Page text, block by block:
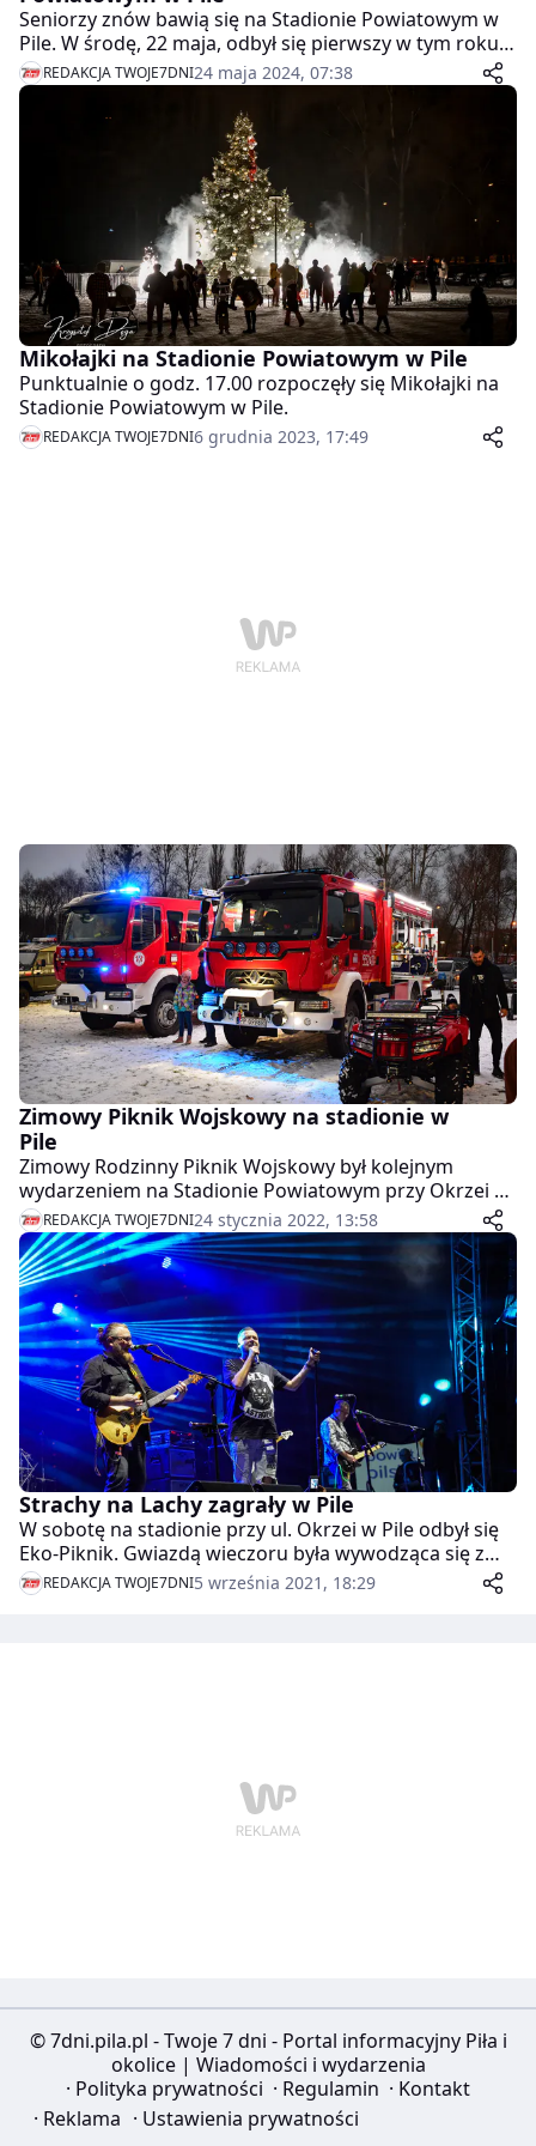
Seniorzy znów bawią się na Stadionie Powiatowym w
Pile. W środę, 22 maja, odbył się pierwszy w tym roku
Piknik Rekreacyjno-Sportowy Seniorów Powiatu
Pilskiego.
REDAKCJA TWOJE7DNI24 maja 2024, 07:38
Mikołajki na Stadionie Powiatowym w Pile
Punktualnie o godz. 17.00 rozpoczęły się Mikołajki na
Stadionie Powiatowym w Pile.
REDAKCJA TWOJE7DNI6 grudnia 2023, 17:49
Zimowy Piknik Wojskowy na stadionie w
Pile
Zimowy Rodzinny Piknik Wojskowy był kolejnym
wydarzeniem na Stadionie Powiatowym przy Okrzei w
Pile, w którym w minioną sobotę licznie uczestniczyli
mieszkańcy Piły.
REDAKCJA TWOJE7DNI24 stycznia 2022, 13:58
Strachy na Lachy zagrały w Pile
W sobotę na stadionie przy ul. Okrzei w Pile odbył się
Eko-Piknik. Gwiazdą wieczoru była wywodząca się z
Piły grupa “Strachy na Lachy”.
REDAKCJA TWOJE7DNI5 września 2021, 18:29
© 7dni.pila.pl - Twoje 7 dni - Portal informacyjny Piła i
okolice | Wiadomości i wydarzenia
· Polityka prywatności · Regulamin · Kontakt
· Reklama · Ustawienia prywatności